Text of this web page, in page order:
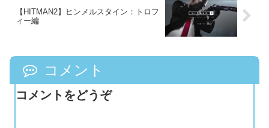
【HITMAN2】ヒンメルスタイン：トロフ
ィー編
コメント
コメントをどうぞ